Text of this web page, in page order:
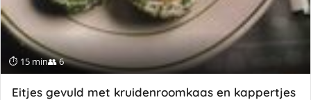
⏱ 15 min👥 6
Eitjes gevuld met kruidenroomkaas en kappertjes